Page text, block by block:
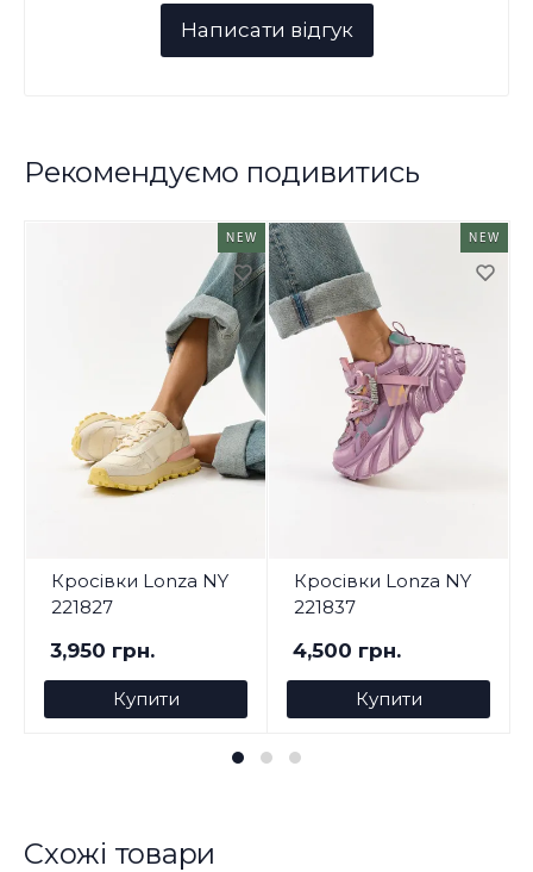
Рекомендуємо подивитись
NEW
Кросівки Lonza NY
221827
3,950 грн.
Купити
NEW
Кросівки Lonza NY
221837
4,500 грн.
Купити
Схожі товари